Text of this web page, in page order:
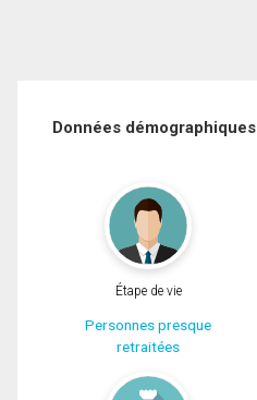
Données démographiques
Étape de vie
Personnes presque
retraitées